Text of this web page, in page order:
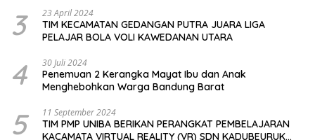
3 23 April 2024
TIM KECAMATAN GEDANGAN PUTRA JUARA LIGA
PELAJAR BOLA VOLI KAWEDANAN UTARA
4 30 Juli 2024
Penemuan 2 Kerangka Mayat Ibu dan Anak
Menghebohkan Warga Bandung Barat
5 11 September 2024
TIM PMP UNIBA BERIKAN PERANGKAT PEMBELAJARAN
KACAMATA VIRTUAL REALITY (VR) SDN KADUBEURUK